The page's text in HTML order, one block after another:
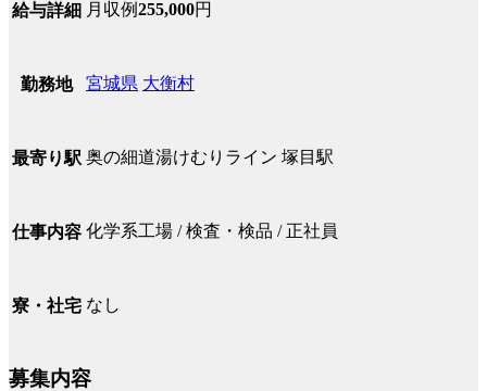
給与詳細 月収例255,000円
勤務地 宮城県 大衡村
最寄り駅 奥の細道湯けむりライン 塚目駅
仕事内容 化学系工場 / 検査・検品 / 正社員
寮・社宅 なし
募集内容